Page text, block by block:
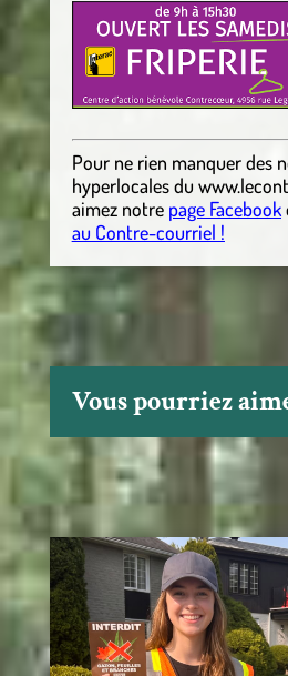
Pour ne rien manquer des
hyperlocalesdu
aimez notre page Facebook
au Contre-courriel !
Vous pourriez